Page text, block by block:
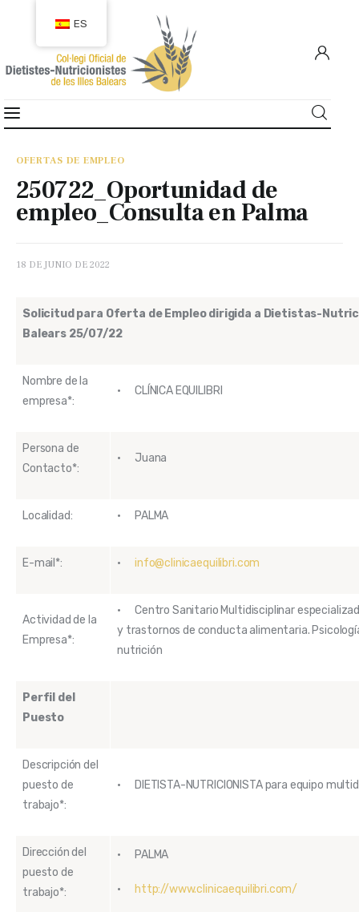
COLEGIADOS
EMPLEO
TRANSPARENCIA
OFERTAS DE EMPLEO
250722_Oportunidad de
empleo_Consulta en Palma
18 DE JUNIO DE 2022
Solicitud para Oferta de Empleo dirigida a Dietistas-
Balears 25/07/22
Nombre de la
empresa*:
· CLÍNICA EQUILIBRI
Persona de
Contacto*:
· Juana
Localidad: · PALMA
E-mail*: · info@clinicaequilibri.com
Actividad de la
Empresa*:
· Centro Sanitario Multidisciplinar
y trastornos de conducta alimentaria.
nutrición
Perfil del
Puesto
Descripción del
puesto de
trabajo*:
· DIETISTA-NUTRICIONISTA para equipo
Dirección del
puesto de
trabajo*:
· PALMA
· http://www.clinicaequilibri.com/
ES